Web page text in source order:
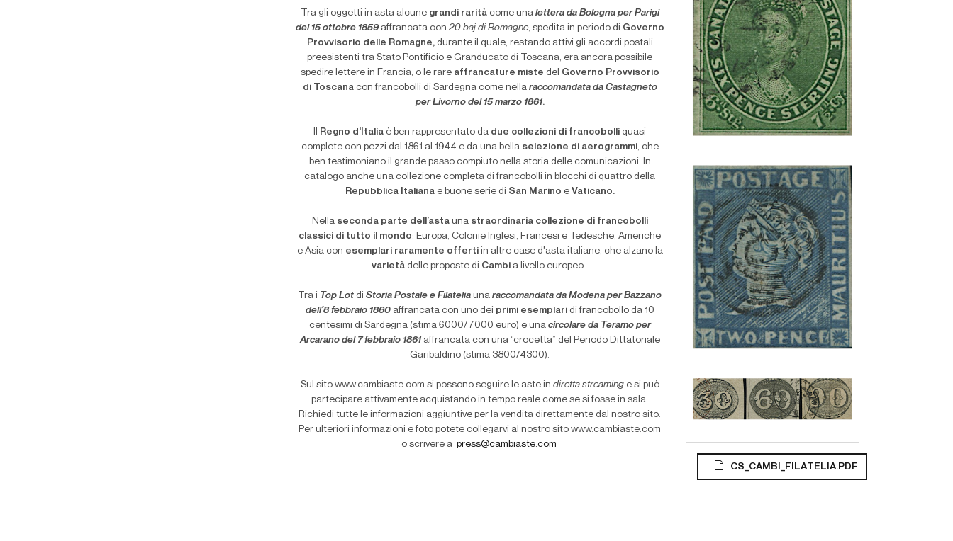
CS_CAMBI_FILATELIA.PDF
Tra gli oggetti in asta alcune grandi rarità come una lettera da Bologna per Parigi
del 15 ottobre 1859 affrancata con20 baj di Romagne, spedita in periodo di Governo
Provvisorio delle Romagne, durante il quale, restando attivi gli accordi postali
preesistenti tra Stato Pontificio e Granducato di Toscana, era ancora possibile
spedire lettere in Francia, o le rare affrancature miste del Governo Provvisorio
di Toscanacon francobolli di Sardegna come nella raccomandata da Castagneto
per Livorno del 15 marzo 1861.
Regno d'Italia è ben rappresentato da due collezioni di francobolli quasi
complete con pezzi dal 1861 al 1944 e da una bella selezione di aerogrammi, che
ben testimoniano il grande passo compiuto nella storia delle comunicazioni. In
catalogo anche una collezione completa di francobolli in blocchi di quattro della
Repubblica Italiana e buone serie di San Marino eVaticano.
Nella seconda parte dell’astauna straordinaria collezione di francobolli
classici di tutto il mondo: Europa, Colonie Inglesi, Francesi e Tedesche, Americhe
e Asia con esemplari raramente offertiin altre case d'asta italiane, che alzano la
varietà delle proposte di Cambi a livello europeo.
Tra i Top Lot diStoria Postale e Filatelia unaraccomandata da Modena per Bazzano
dell’8 febbraio 1860affrancata con uno dei primi esemplaridi francobollo da 10
centesimi di Sardegna (stima 6000/7000 euro) e una circolare da Teramo per
Arcarano del 7 febbraio 1861 affrancata con una “crocetta” del Periodo Dittatoriale
Garibaldino (stima 3800/4300).
Sul sito www.cambiaste.com si possono seguire le aste in diretta streaminge si può
partecipare attivamente acquistando in tempo reale come se si fosse in sala.
Richiedi tutte le informazioni aggiuntive per la vendita direttamente dal nostro sito.
Per ulteriori informazioni e foto potete collegarvi al nostro sito www.cambiaste.com
o scrivere a press@cambiaste.com